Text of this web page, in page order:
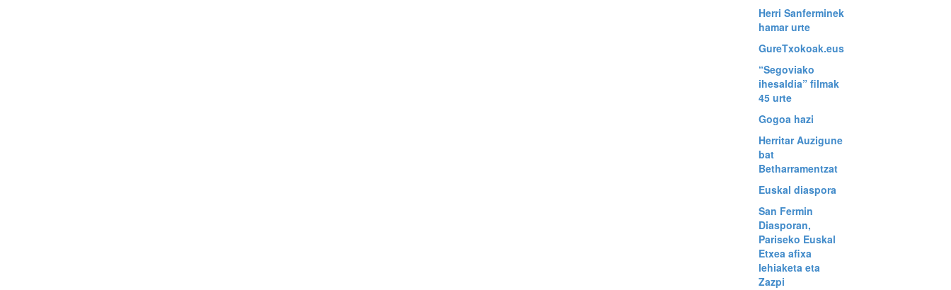
Herri Sanferminek
hamar urte
GureTxokoak.eus
“Segoviako
ihesaldia” filmak
45 urte
Gogoa hazi
Herritar Auzigune
bat
Betharramentzat
Euskal diaspora
San Fermin
Diasporan,
Pariseko Euskal
Etxea afixa
lehiaketa eta
Zazpi